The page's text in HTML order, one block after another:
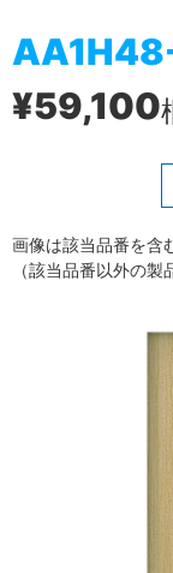
¥59,100
画像は該当品番を含
（該当品番以外の製